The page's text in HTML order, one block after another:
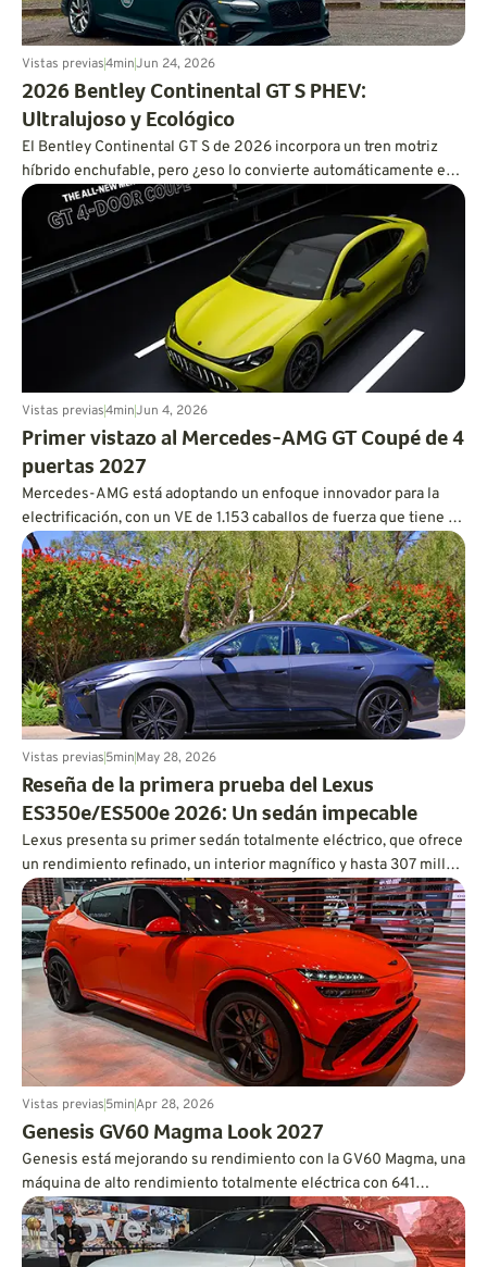
Vistas previas4minJun 24, 2026
2026 Bentley Continental GT S PHEV:
Ultralujoso y Ecológico
El Bentley Continental GT S de 2026 incorpora un tren motriz
híbrido enchufable, pero ¿eso lo convierte automáticamente en
un tren motriz eficiente?
Vistas previas4minJun 4, 2026
Primer vistazo al Mercedes-AMG GT Coupé de 4
puertas 2027
Mercedes-AMG está adoptando un enfoque innovador para la
electrificación, con un VE de 1.153 caballos de fuerza que tiene el
corazón y el alma de un V8.
Vistas previas5minMay 28, 2026
Reseña de la primera prueba del Lexus
ES350e/ES500e 2026: Un sedán impecable
Lexus presenta su primer sedán totalmente eléctrico, que ofrece
un rendimiento refinado, un interior magnífico y hasta 307 millas
de autonomía.
Vistas previas5minApr 28, 2026
Genesis GV60 Magma Look 2027
Genesis está mejorando su rendimiento con la GV60 Magma, una
máquina de alto rendimiento totalmente eléctrica con 641
caballos de fuerza y credenciales de pista.